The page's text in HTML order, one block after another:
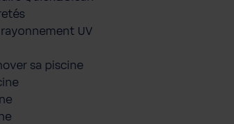
UV
sa piscine